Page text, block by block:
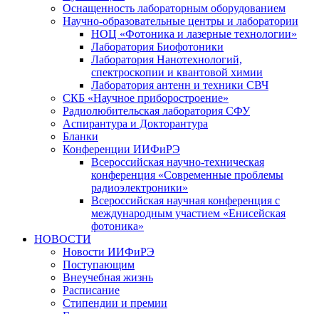
Оснащенность лабораторным оборудованием
Научно-образовательные центры и лаборатории
НОЦ «Фотоника и лазерные технологии»
Лаборатория Биофотоники
Лаборатория Нанотехнологий,
спектроскопии и квантовой химии
Лаборатория антенн и техники СВЧ
СКБ «Научное приборостроение»
Радиолюбительская лаборатория СФУ
Аспирантура и Докторантура
Бланки
Конференции ИИФиРЭ
Всероссийская научно-техническая
конференция «Современные проблемы
радиоэлектроники»
Всероссийская научная конференция с
международным участием «Енисейская
фотоника»
НОВОСТИ
Новости ИИФиРЭ
Поступающим
Внеучебная жизнь
Расписание
Стипендии и премии